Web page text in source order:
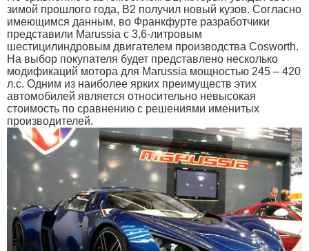
зимой прошлого года, B2 получил новый кузов. Согласно
имеющимся данным, во Франкфурте разработчики
представили Marussia с 3,6-литровым
шестицилиндровым двигателем производства Cosworth.
На выбор покупателя будет представлено несколько
модификаций мотора для Marussia мощностью 245 – 420
л.с. Одним из наиболее ярких преимуществ этих
автомобилей является относительно невысокая
стоимость по сравнению с решениями именитых
производителей.